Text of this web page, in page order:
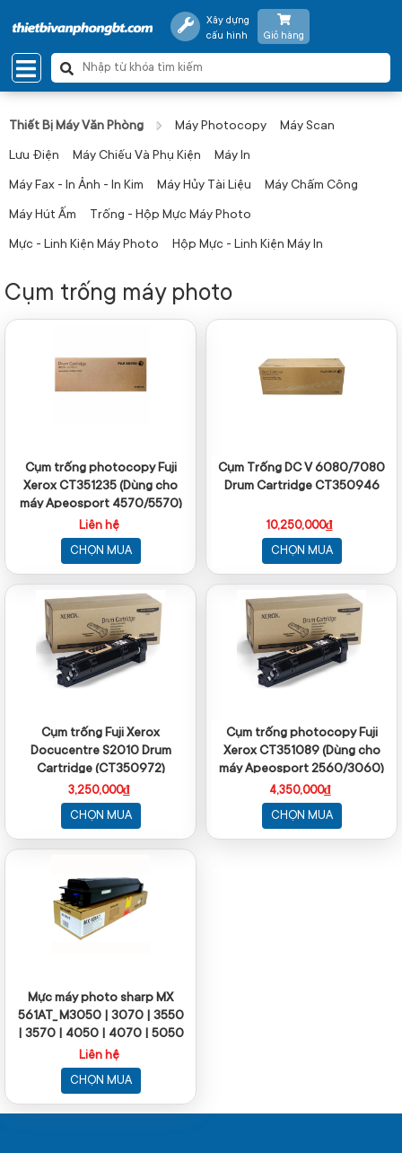
Xây dựng
cấu hình
Giỏ hàng
Thiết Bị Máy Văn Phòng Máy Photocopy Máy Scan
Lưu Điện Máy Chiếu Và Phụ Kiện Máy In
Máy Fax - In Ảnh - In Kim Máy Hủy Tài Liệu Máy Chấm Công
Máy Hút Ấm Trống - Hộp Mực Máy Photo
Mực - Linh Kiện Máy Photo Hộp Mực - Linh Kiện Máy In
Cụm trống máy photo
Cụm trống photocopy Fuji
Xerox CT351235 (Dùng cho
máy Apeosport 4570/5570)
Liên hệ
CHỌN MUA
Cụm Trống DC V 6080/7080
Drum Cartridge CT350946
10,250,000₫
CHỌN MUA
Cụm trống Fuji Xerox
Docucentre S2010 Drum
Cartridge (CT350972)
3,250,000₫
CHỌN MUA
Cụm trống photocopy Fuji
Xerox CT351089 (Dùng cho
máy Apeosport 2560/3060)
4,350,000₫
CHỌN MUA
Mực máy photo sharp MX
561AT_ M3050 | 3070 | 3550
| 3570 | 4050 | 4070 | 5050
| 5070 | 6050 | 6070_500g
Liên hệ
CHỌN MUA